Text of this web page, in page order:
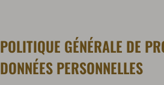
POLITIQUE GÉNÉRALE DE
DONNÉES PERSONNELLES